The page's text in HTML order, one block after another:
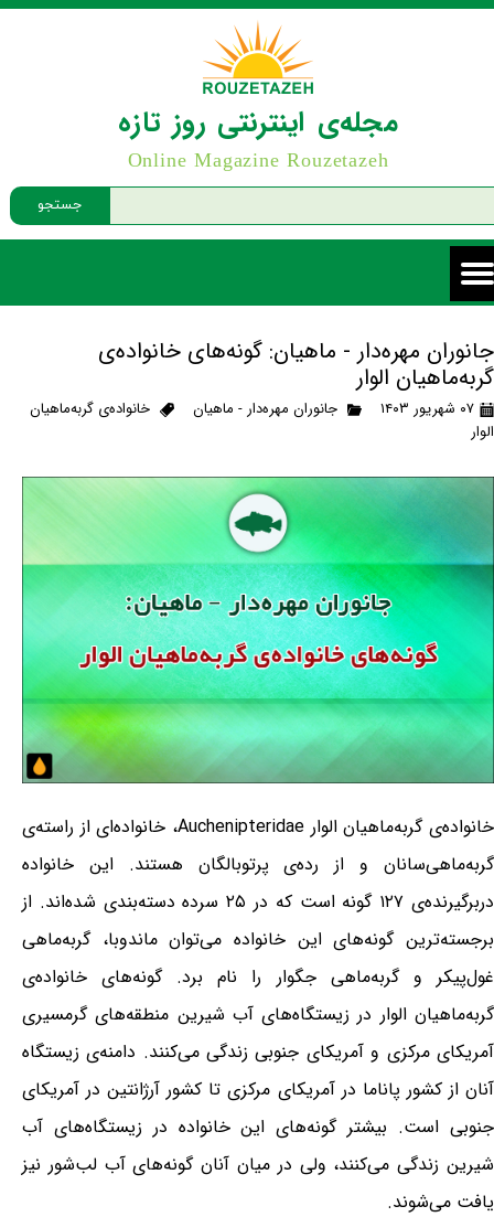
جستجو
مجله‌ی اینترنتی روز تازه
Online Magazine Rouzetazeh
جانوران مهره‌دار - ماهیان: گونه‌های خانواده‌ی
گربه‌ماهیان الوار
۰۷ شهریور ۱۴۰۳ جانوران مهره‌دار - ماهیان
خانواده‌ی گربه‌ماهیان
الوار
خانواده‌ی گربه‌ماهیان الوار Auchenipteridae، خانواده‌ای از راسته‌ی
گربه‌ماهی‌سانان و از رده‌ی پرتوبالگان هستند. این خانواده
دربرگیرنده‌ی ۱۲۷ گونه است که در ۲۵ سرده دسته‌بندی شده‌اند. از
برجسته‌ترین گونه‌های این خانواده می‌توان ماندوبا، گربه‌ماهی
غول‌پیکر و گربه‌ماهی جگوار را نام برد. گونه‌های خانواده‌ی
گربه‌ماهیان الوار در زیستگاه‌های آب شیرین منطقه‌های گرمسیری
آمریکای مرکزی و آمریکای جنوبی زندگی می‌کنند. دامنه‌ی زیستگاه
آنان از کشور پاناما در آمریکای مرکزی تا کشور آرژانتین در آمریکای
جنوبی است. بیشتر گونه‌های این خانواده در زیستگاه‌های آب
شیرین زندگی می‌کنند، ولی در میان آنان گونه‌های آب لب‌شور نیز
یافت می‌شوند.